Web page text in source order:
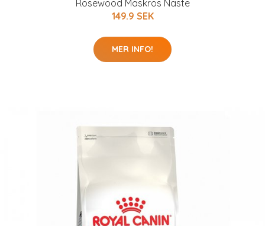
Rosewood Maskros Näste
149.9 SEK
MER INFO!